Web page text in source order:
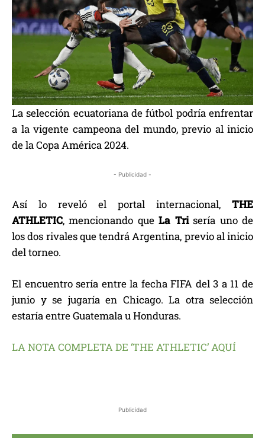
Publicidad
La selección ecuatoriana de fútbol podría enfrentar
a la vigente campeona del mundo, previo al inicio
de la Copa América 2024.
- Publicidad -
Así lo reveló el portal internacional, THE
ATHLETIC, mencionando queLa Trisería uno de
los dos rivales que tendrá Argentina, previo al inicio
del torneo.
El encuentro sería entre la fecha FIFA del 3 a 11 de
junio y se jugaría en Chicago. La otra selección
estaría entre Guatemala u Honduras.
LA NOTA COMPLETA DE ‘THE ATHLETIC’ AQUÍ